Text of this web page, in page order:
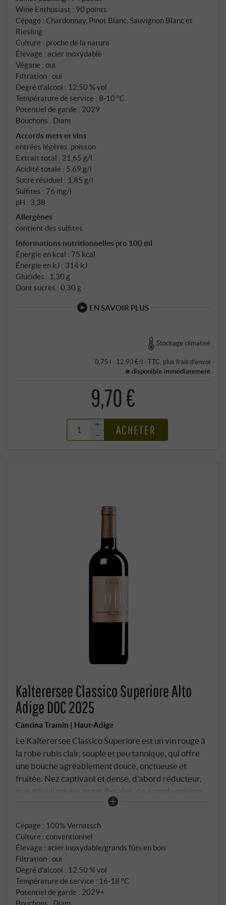
variations extrêmes de température entre les
journées chaudes et les nuits fraîches confèrent aux
raisins leur diversité aromatique particulière.
Wine Enthusiast : 90 points
Cépage : Chardonnay, Pinot Blanc, Sauvignon Blanc et
Riesling
Culture : proche de la nature
Élevage : acier inoxydable
Végane : oui
Filtration : oui
Degré d'alcool : 12,50 % vol
Température de service : 8‑10 °C
Potentiel de garde : 2029
Bouchons : Diam
Accords mets et vins
entrées légères, poisson
Extrait total : 21,65 g/l
Acidité totale : 5,69 g/l
Sucre résiduel : 1,85 g/l
Sulfites : 76 mg/l
pH : 3,38
Allergènes
contient des sulfites
Informations nutritionnelles pro 100 ml
Énergie en kcal : 75 kcal
Énergie en kJ : 314 kJ
Glucides : 1,30 g
Dont sucres : 0,30 g
EN SAVOIR PLUS
Stockage climatisé
0,75 l · 12,93 €/l · TTC , plus frais d’envoi
disponible immédiatement
9,70 €
+
–
ACHETER
Kalterersee Classico Superiore Alto
Adige DOC 2025
Cantina Tramin | Haut-Adige
Le Kalterersee Classico Superiore est un vin rouge à
la robe rubis clair, souple et peu tannique, qui offre
une bouche agréablement douce, onctueuse et
fruitée. Nez captivant et dense, d’abord réducteur,
puis dévoilant des notes florales, de pamplemousse
rose et de grenade. L'attaque est veloutée, avec des
moyen. Une finale raffinée et envoûtante. À
déguster idéalement avec des plats typiques du
Tyrol, tels que le speck et les saucisses.
SUPERIORE.DE
Cépage : 100% Vernatsch
Culture : conventionnel
Élevage : acier inoxydable/grands fûts en bois
Filtration : oui
Degré d'alcool : 12,50 % vol
Température de service : 16‑18 °C
Potentiel de garde : 2029+
Bouchons : Diam